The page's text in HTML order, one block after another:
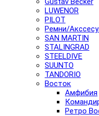
LUWENOR
PILOT
Pемни/
SAN MARTIN
STALINGRAD
STEELDIVE
SUUNTO
TANDORIO
Восток
Амфибия
Ретро